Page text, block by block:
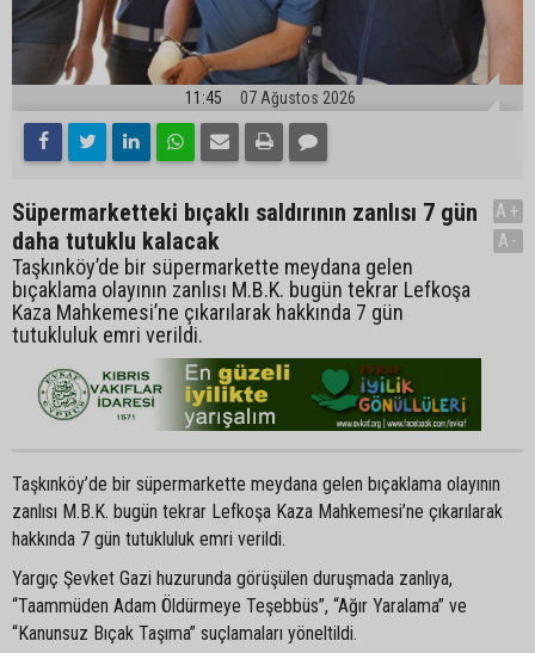
11:45 07 Ağustos 2026
Süpermarketteki bıçaklı saldırının zanlısı 7 gün
daha tutuklu kalacak
Taşkınköy’de bir süpermarkette meydana gelen
bıçaklama olayının zanlısı M.B.K. bugün tekrar Lefkoşa
Kaza Mahkemesi’ne çıkarılarak hakkında 7 gün
tutukluluk emri verildi.
A+
A-
Taşkınköy’de bir süpermarkette meydana gelen bıçaklama olayının
zanlısı M.B.K. bugün tekrar Lefkoşa Kaza Mahkemesi’ne çıkarılarak
hakkında 7 gün tutukluluk emri verildi.
Yargıç Şevket Gazi huzurunda görüşülen duruşmada zanlıya,
“Taammüden Adam Öldürmeye Teşebbüs”, “Ağır Yaralama” ve
“Kanunsuz Bıçak Taşıma” suçlamaları yöneltildi.